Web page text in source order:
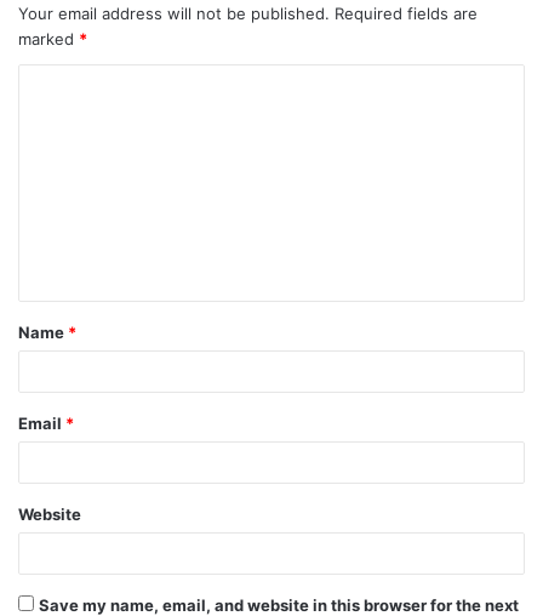
Your email address will not be published. Required fields are
marked *
Name *
Email *
Website
Save my name, email, and website in this browser for the next